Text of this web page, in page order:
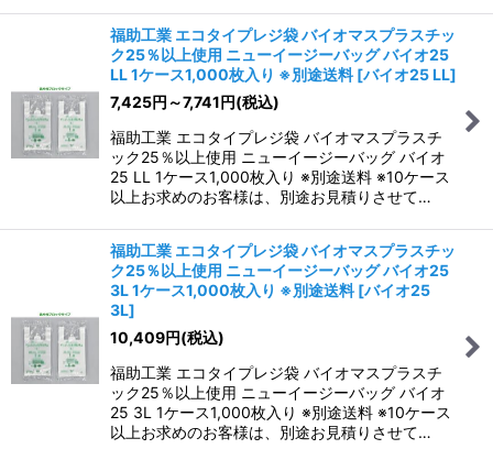
福助工業 エコタイプレジ袋 バイオマスプラスチッ
ク25％以上使用 ニューイージーバッグ バイオ25
LL 1ケース1,000枚入り ※別途送料 [バイオ25 LL]
7,425円 ～7,741円(税込)
福助工業 エコタイプレジ袋 バイオマスプラスチ
ック25％以上使用 ニューイージーバッグ バイオ
25 LL 1ケース1,000枚入り ※別途送料 ※10ケース
以上お求めのお客様は、別途お見積りさせて…
福助工業 エコタイプレジ袋 バイオマスプラスチッ
ク25％以上使用 ニューイージーバッグ バイオ25
3L 1ケース1,000枚入り ※別途送料 [バイオ25
3L]
10,409円(税込)
福助工業 エコタイプレジ袋 バイオマスプラスチ
ック25％以上使用 ニューイージーバッグ バイオ
25 3L 1ケース1,000枚入り ※別途送料 ※10ケース
以上お求めのお客様は、別途お見積りさせて…